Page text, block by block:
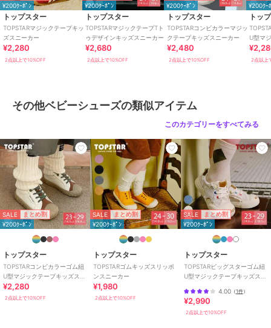
¥200ｸｰﾎﾟﾝ
トップスター
TOPSTARマジックテープキッ
ズスニーカー
¥2,280
2点以上で10%OFF
¥200ｸｰﾎﾟﾝ
トップスター
TOPSTARマジックテープTト
ゥデザインキッズスニーカー
¥2,680
2点以上で10%OFF
¥200ｸｰﾎﾟﾝ
トップスター
TOPSTARコンビカラーマジッ
クテープキッズスニーカー
¥2,480
2点以上で10%OFF
¥200ｸｰ
トッ
U型マ
ニーカ
2点以上
その他ベビーシューズの類似アイテム
このカテゴリーをすべてみる
SALE まとめ割
¥200ｸｰﾎﾟﾝ
トップスター
TOPSTARコンビカラーゴム紐
U型マジックテープキッズスニ
ーカー
¥2,280
2点以上で10%OFF
SALE まとめ割
¥200ｸｰﾎﾟﾝ
トップスター
TOPSTARゴムキッズスリッポ
ンスニーカー
¥1,980
2点以上で10%OFF
SALE まとめ割
¥200ｸｰﾎﾟﾝ
トップスター
TOPSTARビッグスターゴム紐
U型マジックテープキッズスニ
4.00（1件）
¥2,990
2点以上で10%OFF